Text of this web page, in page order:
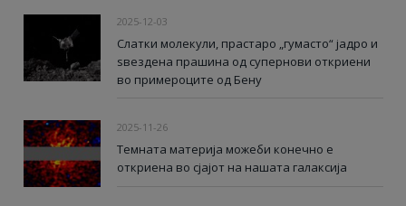
2025-12-03
Слатки молекули, прастаро „гумасто“ јадро и
ѕвездена прашина од супернови откриени
во примероците од Бену
2025-11-26
Темната материја можеби конечно е
откриена во сјајот на нашата галаксија